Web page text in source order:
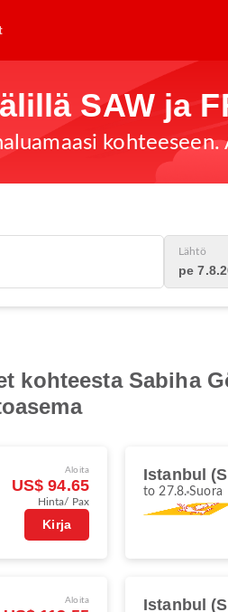
SAW ja
kohteeseen.
Lähtö
pe
kohteesta Sabiha
Aloita
US$ 94.65
Hinta/ Pax
Kirja
Istanbul
to 27.8. Suora
Aloita Istanbul